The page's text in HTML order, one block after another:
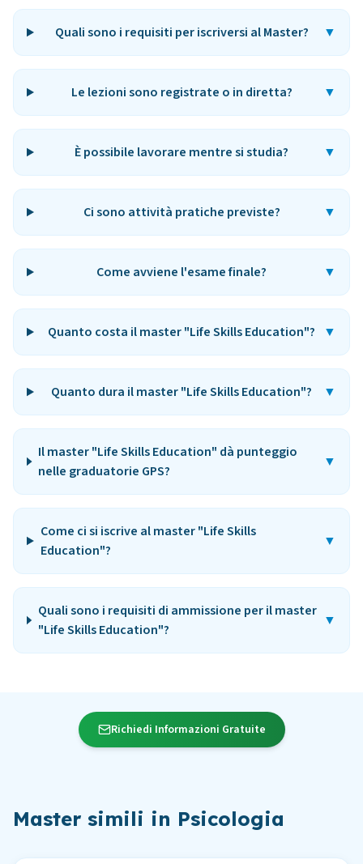
Quali sono i requisiti per iscriversi al Master? ▼
Le lezioni sono registrate o in diretta? ▼
È possibile lavorare mentre si studia? ▼
Ci sono attività pratiche previste? ▼
Come avviene l'esame finale? ▼
Quanto costa il master "Life Skills Education"? ▼
Quanto dura il master "Life Skills Education"? ▼
Il master "Life Skills Education" dà punteggio
nelle graduatorie GPS?
▼
Come ci si iscrive al master "Life Skills
Education"?
▼
Quali sono i requisiti di ammissione per il master
"Life Skills Education"?
▼
Richiedi Informazioni Gratuite
Master simili in Psicologia